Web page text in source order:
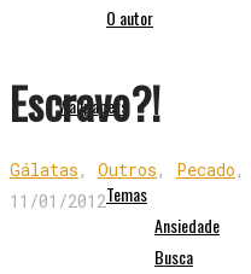
O autor
Wallpapers
Temas
Ansiedade
Busca
Escravo?!
Gálatas , Outros , Pecado ,
11/01/2012